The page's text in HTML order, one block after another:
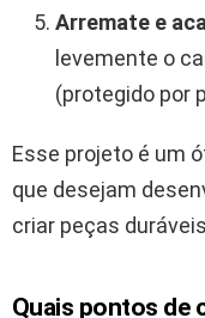
Arremate e
levemente o
(protegido por
Esse projeto é um
que desejam
criar peças
Quais pontos de